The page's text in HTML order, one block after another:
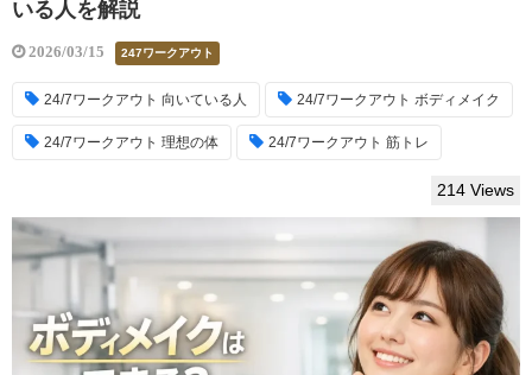
いる人を解説
2026/03/15 247ワークアウト
24/7ワークアウト 向いている人 24/7ワークアウト ボディメイク
24/7ワークアウト 理想の体 24/7ワークアウト 筋トレ
214 Views